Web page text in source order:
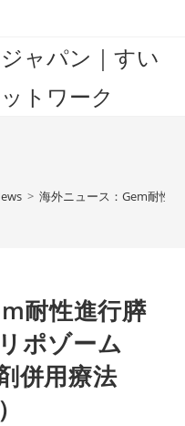
ャパン｜すい
トワーク
> 海外ニュース：Gem耐性
耐性進行膵
ポゾーム
併用療法